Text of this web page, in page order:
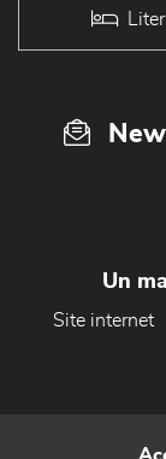
Un
Site internet